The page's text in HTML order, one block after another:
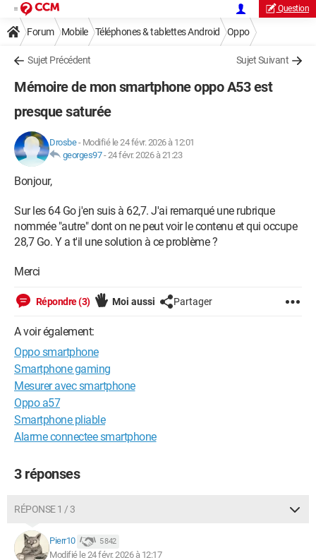
Question
Forum Mobile Téléphones & tablettes Android Oppo
Sujet Précédent Sujet Suivant
Mémoire de mon smartphone oppo A53 est
presque saturée
Drosbe- Modifié le 24 févr. 2026 à 12:01
georges97-24 févr. 2026 à 21:23
Bonjour,
Sur les 64 Go j'en suis à 62,7. J'ai remarqué une rubrique
nommée "autre" dont on ne peut voir le contenu et qui occupe
28,7 Go. Y a t'il une solution à ce problème ?
Merci
Répondre (3) Moi aussi Partager
A voir également:
Oppo smartphone
Smartphone gaming
Mesurer avec smartphone
Oppo a57
Smartphone pliable
Alarme connectee smartphone
3 réponses
RÉPONSE 1 / 3
Pierr10 5 842
Modifié le 24 févr. 2026 à 12:17